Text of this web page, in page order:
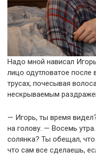
Надо мной нависал
лицо одутловатое после
трусах, почесывая
нескрываемым
— Игорь, ты время
на голову. — Восемь
солянка? Ты обещал,
что сам все сделаешь,